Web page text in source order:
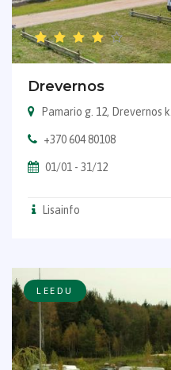
Drevernos
Pamario g. 12, Drevernos
+370 604 80108
01/01 - 31/12
Lisainfo
LEEDU